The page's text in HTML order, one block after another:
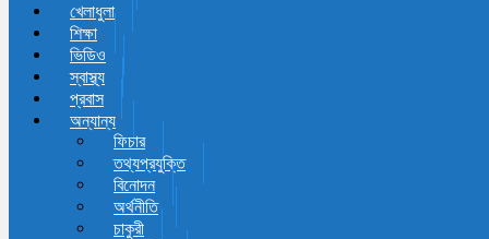
খেলাধুলা
শিক্ষা
ভিডিও
স্বাস্থ্য
প্রবাস
অন্যান্য
ফিচার
তথ্যপ্রযুক্তি
বিনোদন
অর্থনীতি
চাকুরী